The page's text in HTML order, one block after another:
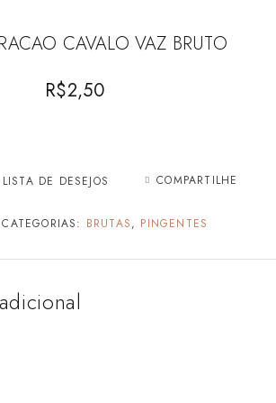
CAVALO VAZ BRUTO
R$2,50
DE DESEJOS COMPARTILHE
CATEGORIAS: BRUTAS, PINGENTES